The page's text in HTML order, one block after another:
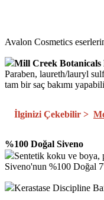
Avalon Cosmetics
Mill Creek Botanicals
Paraben, laureth/lauryl
tam bir saç bakımı
İlginizi Çekebilir >
%100 Doğal Siveno​
Sentetik koku ve boya,
Siveno'nun %100 Doğal
Kerastase Discipline